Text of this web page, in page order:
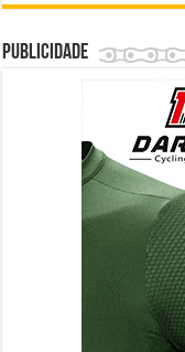
Publicidade